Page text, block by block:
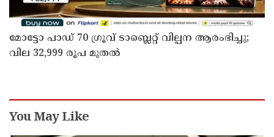
മോട്ടോ പാഡ് 70 ഗ്രൂവ് ടാബ്ലെറ്റ് വില്പന ആരംഭിച്ചു;
വില 32,999 രൂപ മുതൽ
You May Like